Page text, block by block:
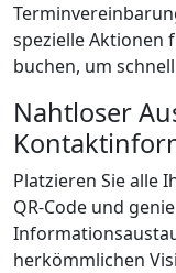
spezielle Aktionen
buchen, um
Nahtloser
Platzieren Sie alle
QR-Code und
herkömmlichen